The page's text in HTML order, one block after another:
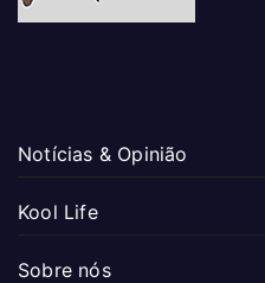
Notícias & Opinião
Kool Life
Sobre nós